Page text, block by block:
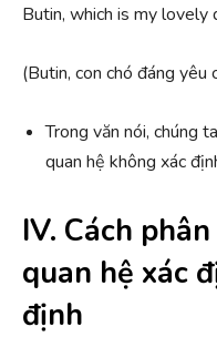
Butin, which is my
(Butin, con chó đáng yêu
Trong văn nói, chúng
quan hệ không xác
IV. Cách
quan hệ xác
định